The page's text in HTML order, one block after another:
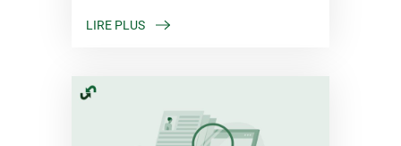
LIRE PLUS